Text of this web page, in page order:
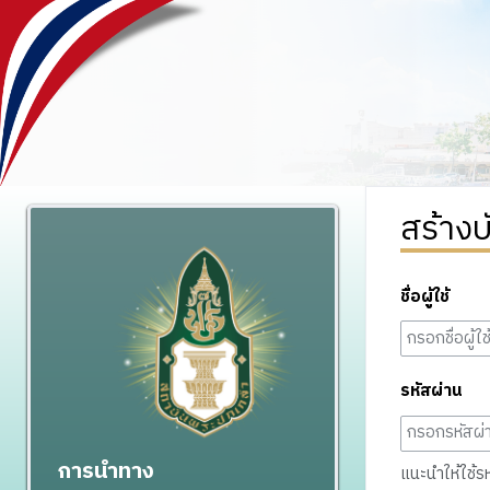
สร้า
ชื่อผู้ใช้
รหัสผ่าน
แนะนำให้ใช้
การนำทาง